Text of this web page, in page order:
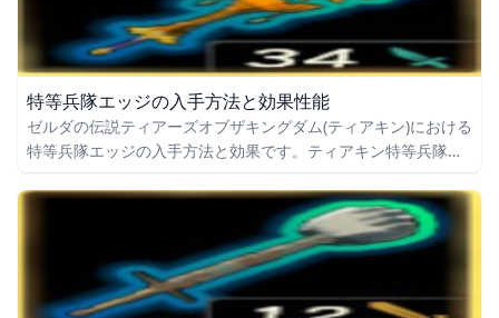
特等兵隊エッジの入手方法と効果性能
ゼルダの伝説ティアーズオブザキングダム(ティアキン)における
特等兵隊エッジの入手方法と効果です。ティアキン特等兵隊エ
いても掲載しています。